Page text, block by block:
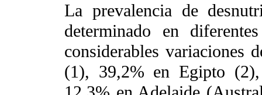
La prevalencia de
determinado en
considerables variaciones
(1), 39,2% en Egipto